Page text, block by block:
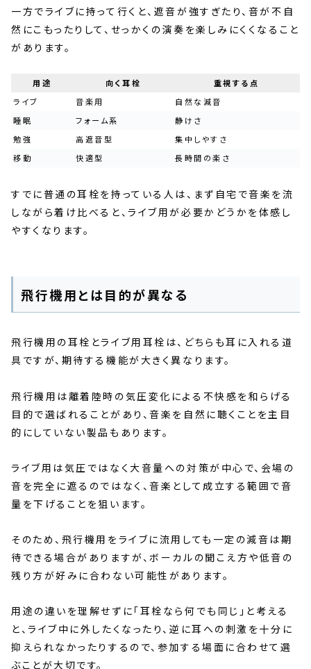
一方でライブに持って行くと、遮音が強すぎたり、音が不自
然にこもったりして、せっかくの演奏を楽しみにくくなること
があります。
用途 向く耳栓
重視する点
ライブ
音楽用
自然な減音
睡眠
フォーム系
静けさ
勉強
高遮音型
集中しやすさ
移動
快適型 長時間の楽さ
すでに普通の耳栓を持っている人は、まず自宅で音楽を流
しながら着け比べると、ライブ用が必要かどうかを体感し
やすくなります。
飛行機用とは目的が異なる
飛行機用の耳栓とライブ用耳栓は、どちらも耳に入れる道
具ですが、期待する機能が大きく異なります。
飛行機用は離着陸時の気圧変化による不快感を和らげる
目的で選ばれることがあり、音楽を自然に聴くことを主目
的にしていない製品もあります。
ライブ用は気圧ではなく大音量への対策が中心で、会場の
音を完全に遮るのではなく、音楽として成立する範囲で音
量を下げることを狙います。
そのため、飛行機用をライブに流用しても一定の減音は期
待できる場合がありますが、ボーカルの聞こえ方や低音の
残り方が好みに合わない可能性があります。
用途の違いを理解せずに「耳栓なら何でも同じ」と考える
と、ライブ中に外したくなったり、逆に耳への刺激を十分に
抑えられなかったりするので、参加する場面に合わせて選
ぶことが大切です。